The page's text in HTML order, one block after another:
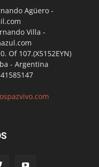
Agüero -
Villa -
Of 107.(X5152EYN)
- Argentina